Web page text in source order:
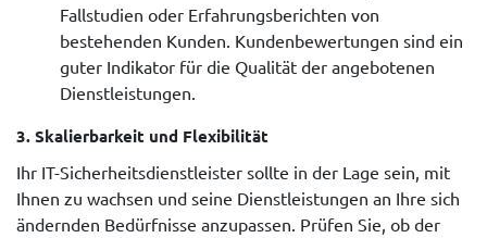
Fallstudien oder Erfahrungsberichten von
bestehenden Kunden. Kundenbewertungen sind ein
guter Indikator für die Qualität der angebotenen
Dienstleistungen.
3. Skalierbarkeit und Flexibilität
Ihr IT-Sicherheitsdienstleister sollte in der Lage sein, mit
Ihnen zu wachsen und seine Dienstleistungen an Ihre sich
ändernden Bedürfnisse anzupassen. Prüfen Sie, ob der